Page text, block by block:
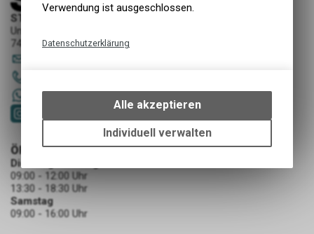
STORY Sportwerkstatt - Thusis
Unterer Rosenbühl 7
7430 Thusis
+41 79 4679536
ÖFFNUNGSZEITEN
Dienstag - Freitag
09:00 - 12:00 Uhr
13:30 - 18:30 Uhr
Samstag
09:00 - 16:00 Uhr
Verwendung ist ausgeschlossen.
Datenschutzerklärung
bestimmte Interaktionen und
Einstellungen auf Ihrem Gerät,
um die grundlegenden
Funktionen unseres Online-
Alle akzeptieren
Individuell verwalten